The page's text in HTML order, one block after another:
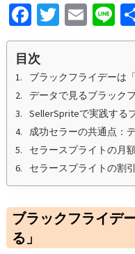
Fa
ce
b
o
o
k
T
wi
er
E
m
l
Li
n
目次
ブラックフライデーは
データで見るブラック
SellerSpriteで実践する
成功セラーの共通点：
セラースプライトの月
セラースプライトの割
ブラックフライデ
る」